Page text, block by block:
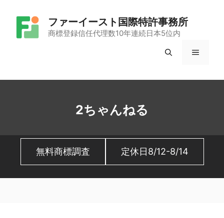
ッ
ファーイースト国際特許事務所
商標登録信任代理数10年連続日本5位内
メ
2ちゃんねる
無料商標調査 定休日8/12-8/14